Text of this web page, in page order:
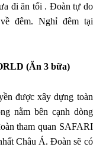
đi ăn tối . Đoàn tự do
đêm. Nghỉ đêm tại
(Ăn 3 bữa)
được xây dựng toàn
nằm bên cạnh dòng
tham quan SAFARI
Châu Á. Đoàn sẽ có